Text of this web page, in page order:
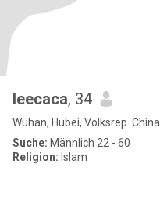
leecaca, 34
Wuhan, Hubei, Volksrep. China
Suche: Männlich 22 - 60
Religion: Islam